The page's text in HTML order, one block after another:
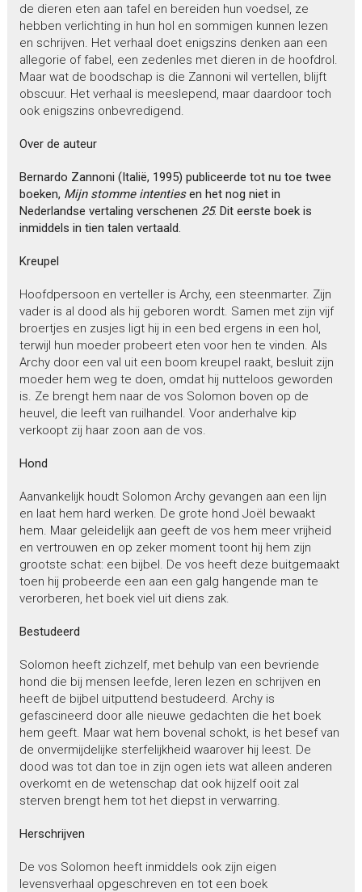
de dieren eten aan tafel en bereiden hun voedsel, ze
hebben verlichting in hun hol en sommigen kunnen lezen
en schrijven. Het verhaal doet enigszins denken aan een
allegorie of fabel, een zedenles met dieren in de hoofdrol.
Maar wat de boodschap is die Zannoni wil vertellen, blijft
obscuur. Het verhaal is meeslepend, maar daardoor toch
ook enigszins onbevredigend.
Over de auteur
Bernardo Zannoni (Italië, 1995) publiceerde tot nu toe twee
boeken, Mijn stomme intentiesen het nog niet in
Nederlandse vertaling verschenen 25. Dit eerste boek is
inmiddels in tien talen vertaald.
Kreupel
Hoofdpersoon en verteller is Archy, een steenmarter. Zijn
vader is al dood als hij geboren wordt. Samen met zijn vijf
broertjes en zusjes ligt hij in een bed ergens in een hol,
terwijl hun moeder probeert eten voor hen te vinden. Als
Archy door een val uit een boom kreupel raakt, besluit zijn
moeder hem weg te doen, omdat hij nutteloos geworden
is. Ze brengt hem naar de vos Solomon boven op de
heuvel, die leeft van ruilhandel. Voor anderhalve kip
verkoopt zij haar zoon aan de vos.
Hond
Aanvankelijk houdt Solomon Archy gevangen aan een lijn
en laat hem hard werken. De grote hond Joël bewaakt
hem. Maar geleidelijk aan geeft de vos hem meer vrijheid
en vertrouwen en op zeker moment toont hij hem zijn
grootste schat: een bijbel. De vos heeft deze buitgemaakt
toen hij probeerde een aan een galg hangende man te
verorberen, het boek viel uit diens zak.
Bestudeerd
Solomon heeft zichzelf, met behulp van een bevriende
hond die bij mensen leefde, leren lezen en schrijven en
heeft de bijbel uitputtend bestudeerd. Archy is
gefascineerd door alle nieuwe gedachten die het boek
hem geeft. Maar wat hem bovenal schokt, is het besef van
de onvermijdelijke sterfelijkheid waarover hij leest. De
dood was tot dan toe in zijn ogen iets wat alleen anderen
overkomt en de wetenschap dat ook hijzelf ooit zal
sterven brengt hem tot het diepst in verwarring.
Herschrijven
De vos Solomon heeft inmiddels ook zijn eigen
levensverhaal opgeschreven en tot een boek